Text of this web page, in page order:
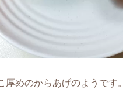
厚めのからあげのようです。